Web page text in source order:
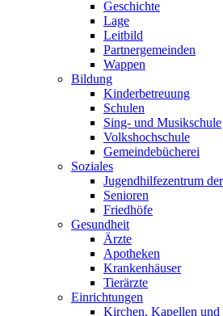
Geschichte
Lage
Leitbild
Partnergemeinden
Wappen
Bildung
Kinderbetreuung
Schulen
Sing- und Musikschule
Volkshochschule
Gemeindebücherei
Soziales
Jugendhilfezentrum
Senioren
Friedhöfe
Gesundheit
Ärzte
Apotheken
Krankenhäuser
Tierärzte
Einrichtungen
Kirchen, Kapellen und